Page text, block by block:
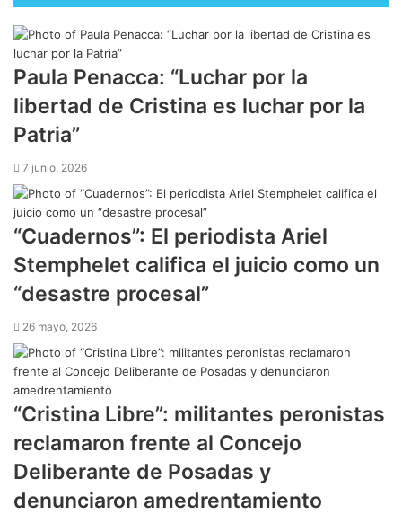
Paula Penacca: “Luchar por la
libertad de Cristina es luchar por la
Patria”
7 junio, 2026
“Cuadernos”: El periodista Ariel
Stemphelet califica el juicio como un
“desastre procesal”
26 mayo, 2026
“Cristina Libre”: militantes peronistas
reclamaron frente al Concejo
Deliberante de Posadas y
denunciaron amedrentamiento